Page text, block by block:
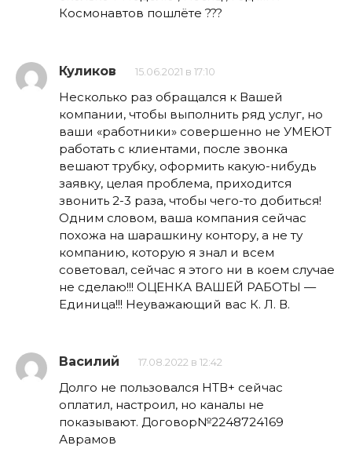
Космонавтов пошлёте ???
Куликов 15.06.2021 в 17:10
Несколько раз обращался к Вашей
компании, чтобы выполнить ряд услуг, но
ваши «работники» совершенно не УМЕЮТ
работать с клиентами, после звонка
вешают трубку, оформить какую-нибудь
заявку, целая проблема, приходится
звонить 2-3 раза, чтобы чего-то добиться!
Одним словом, ваша компания сейчас
похожа на шарашкину контору, а не ту
компанию, которую я знал и всем
советовал, сейчас я этого ни в коем случае
не сделаю!!! ОЦЕНКА ВАШЕЙ РАБОТЫ —
Единица!!! Неуважающий вас К. Л. В.
Василий 17.08.2022 в 12:42
Долго не пользовался НТВ+ сейчас
оплатил, настроил, но каналы не
показывают. Договор№2248724169
Аврамов